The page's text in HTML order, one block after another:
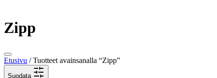
Zipp
Etusivu / Tuotteet avainsanalla “Zipp”
Suodata